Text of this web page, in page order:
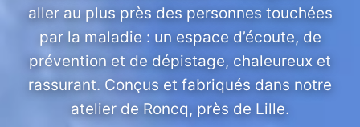
aller au plus près des personnes touchées
par la maladie : un espace d’écoute, de
prévention et de dépistage, chaleureux et
rassurant. Conçus et fabriqués dans notre
atelier de Roncq, près de Lille.